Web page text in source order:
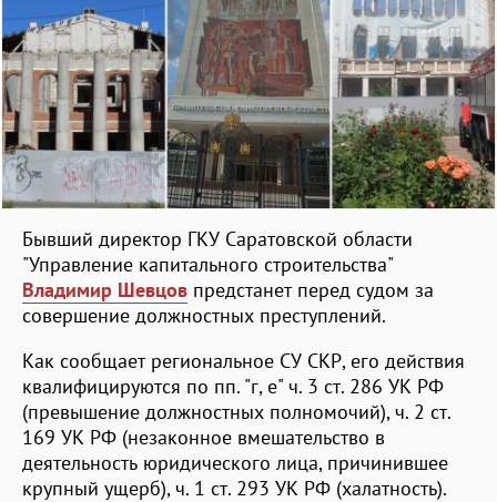
Бывший директор ГКУ Саратовской области
"Управление капитального строительства"
Владимир Шевцов предстанет перед судом за
совершение должностных преступлений.
Как сообщает региональное СУ СКР, его действия
квалифицируются по пп. "г, е" ч. 3 ст. 286 УК РФ
(превышение должностных полномочий), ч. 2 ст.
169 УК РФ (незаконное вмешательство в
деятельность юридического лица, причинившее
крупный ущерб), ч. 1 ст. 293 УК РФ (халатность).